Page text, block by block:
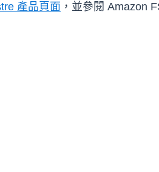
產品頁面 ，並參閱 Amazon